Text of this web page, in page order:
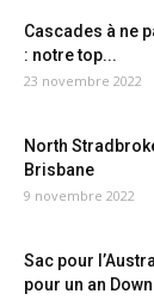
Cascades à ne
: notre top...
23 novembre 2022
North
Brisbane
9 novembre 2022
Sac pour
pour un an